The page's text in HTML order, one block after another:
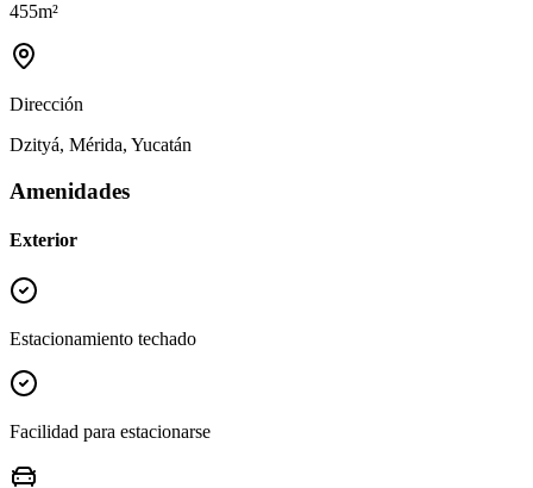
455m²
Dirección
Dzityá, Mérida, Yucatán
Amenidades
Exterior
Estacionamiento techado
Facilidad para estacionarse